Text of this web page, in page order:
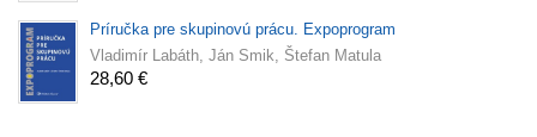
Príručka pre skupinovú prácu. Expoprogram
Vladimír Labáth, Ján Smik, Štefan Matula
28,60 €